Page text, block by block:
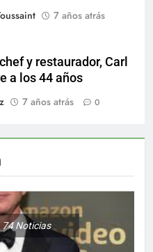
7 años atrás
y restaurador, Carl
a los 44 años
7 años atrás 0
74Noticias